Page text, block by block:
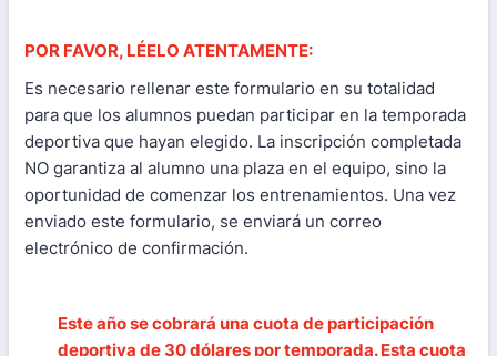
POR FAVOR, LÉELO ATENTAMENTE:
Es necesario rellenar este formulario en su totalidad
para que los alumnos puedan participar en la temporada
deportiva que hayan elegido. La inscripción completada
NO garantiza al alumno una plaza en el equipo, sino la
oportunidad de comenzar los entrenamientos. Una vez
enviado este formulario, se enviará un correo
electrónico de confirmación.
Este año se cobrará una cuota de participación
deportiva de 30 dólares por temporada. Esta cuota